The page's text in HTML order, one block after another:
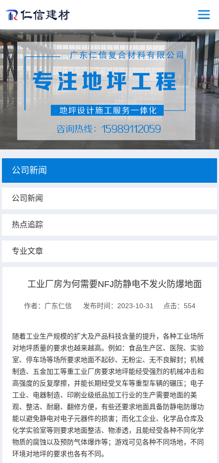
公司新闻
公司新闻
热点追踪
专业文章
工业厂房为何需要NFJ防静电不发火防爆地面
作者：广东仁信 发布时间：2023-10-31 点击：554
随着工业生产规模的扩大及产品科技含量的提升，各种工业场所
对地坪质量的要求也越来越高。例如：食品生产区、医院、实验
室、停车场等场所要求地面不起砂、无粉尘、无不良解封；机械
制造、五金加工等重工业厂房要求地坪能经受强烈的机械冲击和
高强度的反复摩擦，并能长期经受叉车等重型车辆的碾压；电子
工业、电器制造、印刷业级纸品加工行业的生产需要地面的美
观、整洁、耐磨、翻修方便，有些还要求地面具备防静电防爆功
能以避免静电对电子元器件的损害；而化工企业、化学品仓库及
化学实验室等则要求地面整洁、物渗透，且能经受各种不同化学
物质的腐蚀以及预防气体爆炸等；游戏可见各种不同场地，不同
环境对地坪的要求也各有不同。